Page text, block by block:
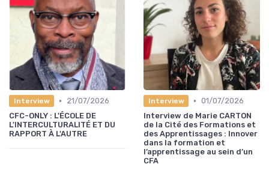
Interview •
21/07/2026
CFC-ONLY : L'ÉCOLE DE
L'INTERCULTURALITÉ ET DU
RAPPORT À L'AUTRE
Interview • 01/07/2026
Interview de Marie CARTON
de la Cité des Formations et
des Apprentissages : Innover
dans la formation et
l’apprentissage au sein d’un
CFA